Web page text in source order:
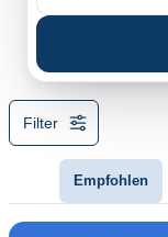
Filter
Empfohlen